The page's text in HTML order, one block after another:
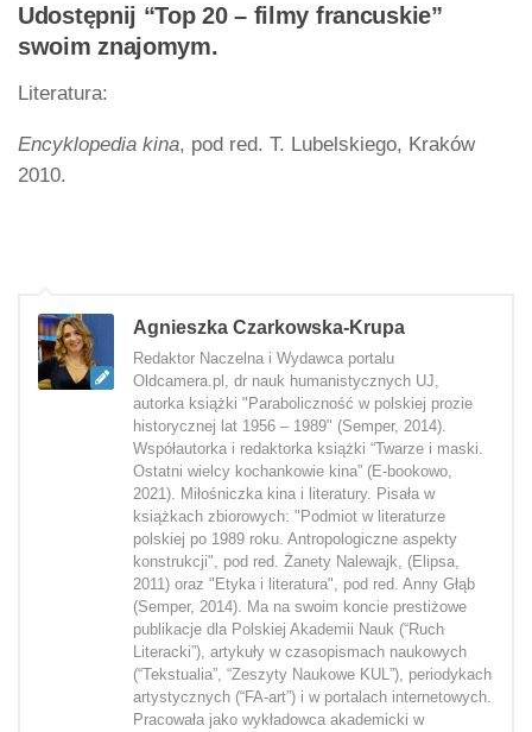
Udostępnij “Top 20 – filmy francuskie”
swoim znajomym.
Literatura:
Encyklopedia kina, pod red. T. Lubelskiego, Kraków
2010.
Agnieszka Czarkowska-Krupa
Redaktor Naczelna i Wydawca portalu
Oldcamera.pl, dr nauk humanistycznych UJ,
autorka książki "Paraboliczność w polskiej prozie
historycznej lat 1956 – 1989" (Semper, 2014).
Współautorka i redaktorka książki “Twarze i maski.
Ostatni wielcy kochankowie kina” (E-bookowo,
2021). Miłośniczka kina i literatury. Pisała w
książkach zbiorowych: "Podmiot w literaturze
polskiej po 1989 roku. Antropologiczne aspekty
konstrukcji", pod red. Żanety Nalewajk, (Elipsa,
2011) oraz "Etyka i literatura", pod red. Anny Głąb
(Semper, 2014). Ma na swoim koncie prestiżowe
publikacje dla Polskiej Akademii Nauk (“Ruch
Literacki”), artykuły w czasopismach naukowych
(“Tekstualia”, “Zeszyty Naukowe KUL”), periodykach
artystycznych (“FA-art”) i w portalach internetowych.
Pracowała jako wykładowca akademicki w